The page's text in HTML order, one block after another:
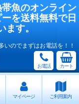
魚のオンライン
を送料無料で日
す。
いのでまずはお電話を！！
お電話 カート
マイページ ご利用案内